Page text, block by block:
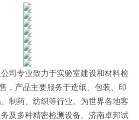
司专业致力于实验室建设和材料检
，产品主要服务于造纸、包装、印
制药、纺织等行业。为世界各地客
及多种精密检测设备。济南卓邦试